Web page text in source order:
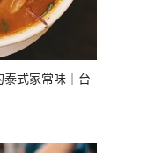
式家常味｜台